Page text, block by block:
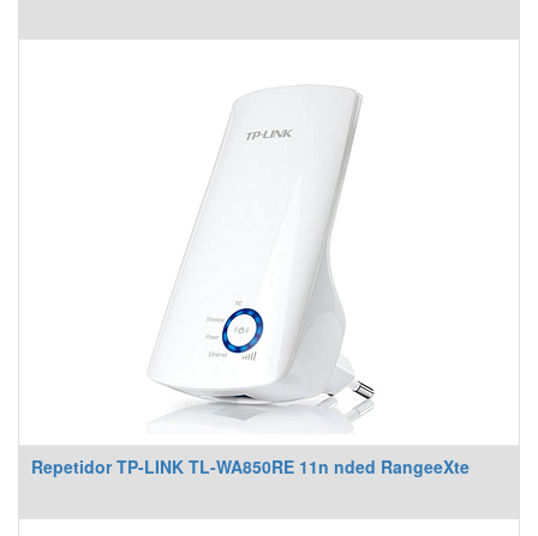
Repetidor TP-LINK TL-WA850RE 11n nded RangeeXte